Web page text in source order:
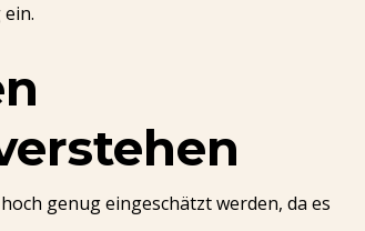
genug eingeschätzt werden, da es